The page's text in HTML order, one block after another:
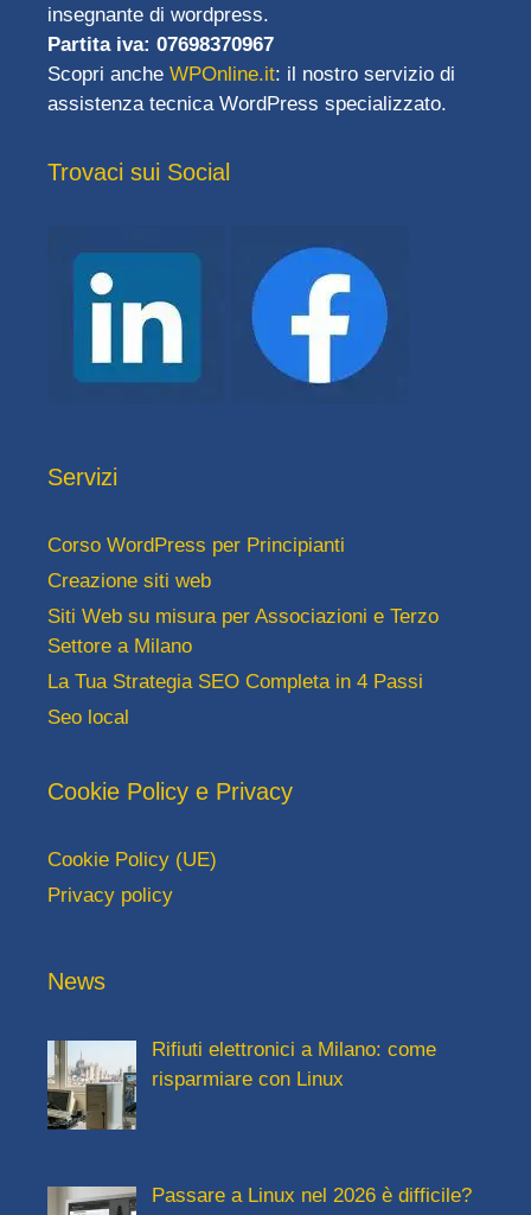
insegnante di wordpress.
Partita iva: 07698370967
Scopri anche WPOnline.it: il nostro servizio di
assistenza tecnica WordPress specializzato.
Trovaci sui Social
Servizi
Corso WordPress per Principianti
Creazione siti web
Siti Web su misura per Associazioni e Terzo
Settore a Milano
La Tua Strategia SEO Completa in 4 Passi
Seo local
Cookie Policy e Privacy
Cookie Policy (UE)
Privacy policy
News
Rifiuti elettronici a Milano: come
risparmiare con Linux
Passare a Linux nel 2026 è difficile?